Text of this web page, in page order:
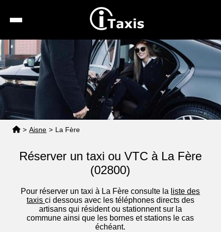
Recherche
Calcul de tarif
Taxis conventionnés
Espace pro
> Aisne > La Fère
Réserver un taxi ou VTC à La Fère
(02800)
Pour réserver un taxi à La Fère consulte la liste des
taxis ci dessous avec les téléphones directs des
artisans qui résident ou stationnent sur la
commune ainsi que les bornes et stations le cas
échéant.